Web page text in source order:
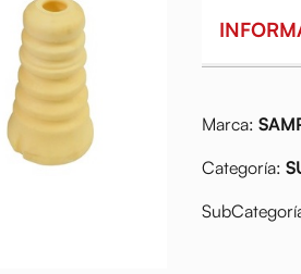
Marca:
Categoría: